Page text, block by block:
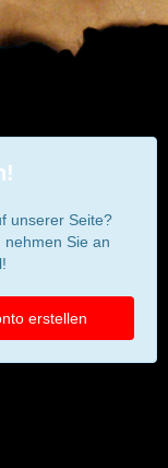
unserer Seite?
nehmen Sie an
erstellen